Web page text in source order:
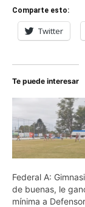
Comparte esto:
Twitter
Te puede interesar
Federal A:
de buenas, le
mínima a